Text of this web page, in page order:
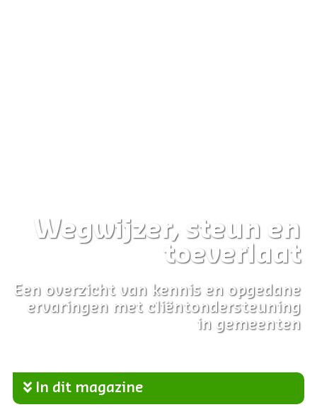
Wegwijzer, steun en
toeverlaat
Een overzicht van kennis en opgedane
ervaringen met cliëntondersteuning
in gemeenten
In dit magazine